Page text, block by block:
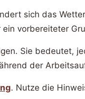
sich das
vorbereiteter
Sie bedeutet,
der
. Nutze die